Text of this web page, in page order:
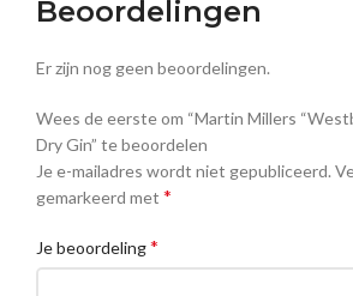
Beoordelingen
Er zijn nog geen beoordelingen.
Wees de eerste om “Martin Millers
Dry Gin” te beoordelen
Je e-mailadres wordt niet gepubliceerd.
gemarkeerd met *
Je beoordeling*